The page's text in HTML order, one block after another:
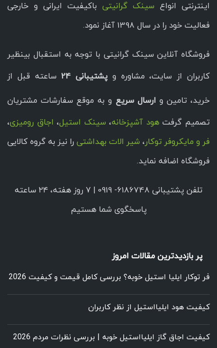
اینترنتی انواع سینک گرانیتی باکیفیت ایرانی و خارجی
فعالیت خود را در سال 1398 آغاز نمود.
فروشگاه آنلاین سینک گرانیتی با توجه به استقبال بینظیر
کاربران از سایت، مشاوره وپشتیبانی 24 ساعته قبل از
خرید، تامین و ارسال سریع و به موقع سفارشات مشتریان
تصمیم گرفتهود آشپزخانه، سینک استیل، اجاق رومیزی،
فر و مایکروفر توکار، شیر الات بهداشتی را نیز به گروه کالایی
فروشگاه اضافه نماید.
تلفن پشتیبانی 6186748- 0919 | ۷ روز هفته، ۲۴ ساعته
پاسخگوی شما هستیم
پر بازدیدترین مقالات امروز
فر توکار ایلیا استیل خوبه؟ بررسی کامل قیمت و کیفیت 2026
کیفیت هود ایلیااستیل از نظر کاربران
کیفیت اجاق گاز ایلیااستیل خوبه | بررسی نظرات مردم 2026